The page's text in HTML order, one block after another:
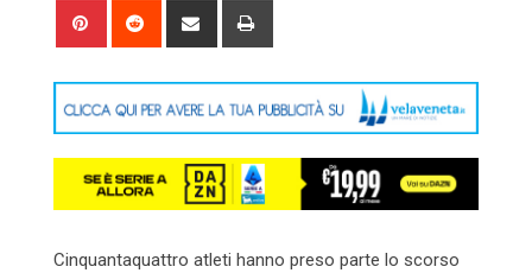
Pinterest Reddit
Share
Cinquantaquattro atleti hanno preso parte lo scorso